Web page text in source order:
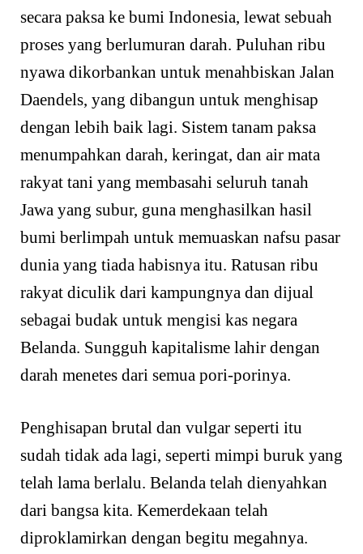
secara paksa ke bumi Indonesia, lewat sebuah
proses yang berlumuran darah. Puluhan ribu
nyawa dikorbankan untuk menahbiskan Jalan
Daendels, yang dibangun untuk menghisap
dengan lebih baik lagi. Sistem tanam paksa
menumpahkan darah, keringat, dan air mata
rakyat tani yang membasahi seluruh tanah
Jawa yang subur, guna menghasilkan hasil
bumi berlimpah untuk memuaskan nafsu pasar
dunia yang tiada habisnya itu. Ratusan ribu
rakyat diculik dari kampungnya dan dijual
sebagai budak untuk mengisi kas negara
Belanda. Sungguh kapitalisme lahir dengan
darah menetes dari semua pori-porinya.
Penghisapan brutal dan vulgar seperti itu
sudah tidak ada lagi, seperti mimpi buruk yang
telah lama berlalu. Belanda telah dienyahkan
dari bangsa kita. Kemerdekaan telah
diproklamirkan dengan begitu megahnya.